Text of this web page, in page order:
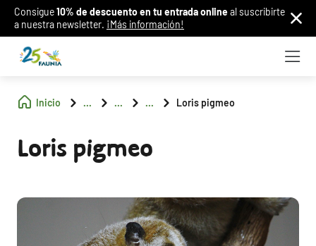
Consigue10% de descuento en tu entrada onlineal suscribirte
a nuestra newsletter. ¡Más información!
Inicio ... ... ... Loris pigmeo
Loris pigmeo